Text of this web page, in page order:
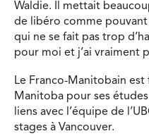
Waldie. Il mettait
de libéro comme pouvant
qui ne se fait pas trop
pour moi et j’ai vraiment
Le Franco-Manitobain est
Manitoba pour ses
liens avec l’équipe de
stages à Vancouver.